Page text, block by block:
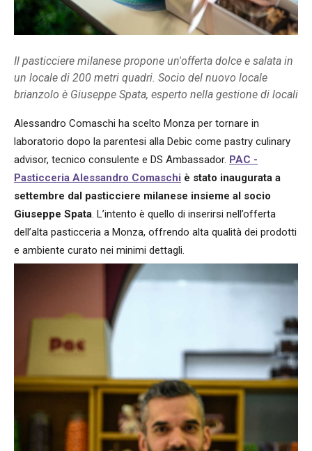
Il pasticciere milanese propone un'offerta dolce e salata in
un locale di 200 metri quadri. Socio del nuovo locale
brianzolo è Giuseppe Spata, esperto nella gestione di locali
Alessandro Comaschi ha scelto Monza per tornare in
laboratorio dopo la parentesi alla Debic come pastry culinary
advisor, tecnico consulente e DS Ambassador. PAC -
Pasticceria Alessandro Comaschi è stato inaugurata a
settembre dal pasticciere milanese insieme al socio
Giuseppe Spata. L’intento è quello di inserirsi nell’offerta
dell’alta pasticceria a Monza, offrendo alta qualità dei prodotti
e ambiente curato nei minimi dettagli.